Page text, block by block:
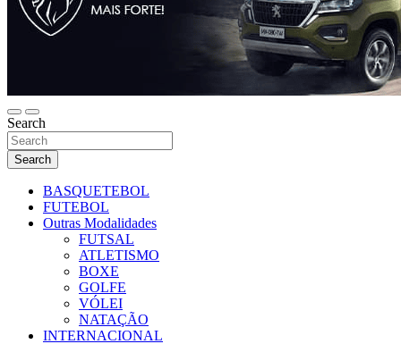
Search
Search
BASQUETEBOL
FUTEBOL
Outras Modalidades
FUTSAL
ATLETISMO
BOXE
GOLFE
VÓLEI
NATAÇÃO
INTERNACIONAL